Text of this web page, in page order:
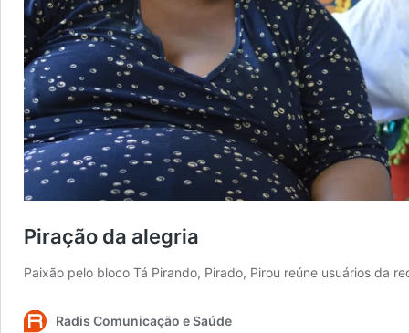
Piração da alegria
Paixão pelo bloco Tá Pirando, Pirado, Pirou reúne usuários da
Radis Comunicação e Saúde